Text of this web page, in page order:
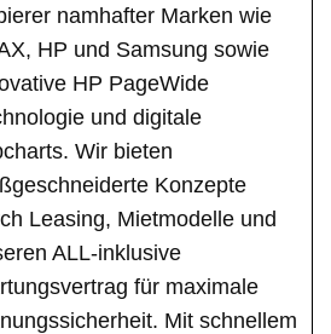
namhafter Marken wie
HP und Samsung sowie
HP PageWide
und digitale
Wir bieten
Konzepte
Leasing, Mietmodelle und
ALL-inklusive
für maximale
Mit schnellem